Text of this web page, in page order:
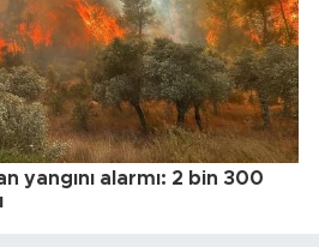
yangını alarmı: 2 bin 300